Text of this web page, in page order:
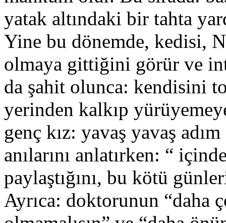
yatak altındaki bir tahta
Yine bu dönemde, kedisi,
olmaya gittiğini görür ve
da şahit olunca: kendisini
yerinden kalkıp
genç kız: yavaş yavaş
anılarını anlatırken: “
paylaştığını, bu kötü
Ayrıca: doktorunun “daha